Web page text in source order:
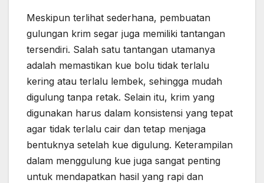
Meskipun terlihat sederhana, pembuatan
gulungan krim segar juga memiliki tantangan
tersendiri. Salah satu tantangan utamanya
adalah memastikan kue bolu tidak terlalu
kering atau terlalu lembek, sehingga mudah
digulung tanpa retak. Selain itu, krim yang
digunakan harus dalam konsistensi yang tepat
agar tidak terlalu cair dan tetap menjaga
bentuknya setelah kue digulung. Keterampilan
dalam menggulung kue juga sangat penting
untuk mendapatkan hasil yang rapi dan